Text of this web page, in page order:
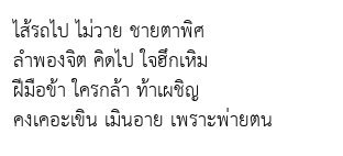
ไส้รถไป ไม่วาย ชายตาพิศ
ลำพองจิต คิดไป ใจฮึกเหิม
ฝีมือข้า ใครกล้า ท้าเผชิญ
คงเคอะเขิน เมินอาย เพราะพ่ายตน